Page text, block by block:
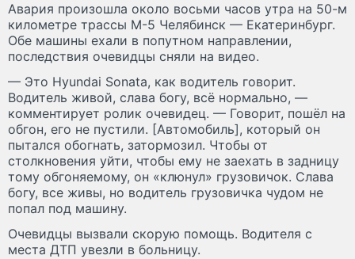
Авария произошла около восьми часов утра на 50-м
километре трассы М-5 Челябинск — Екатеринбург.
Обе машины ехали в попутном направлении,
последствия очевидцы сняли на видео.
— Это Hyundai Sonata, как водитель говорит.
Водитель живой, слава богу, всё нормально, —
комментирует ролик очевидец. — Говорит, пошёл на
обгон, его не пустили. [Автомобиль], который он
пытался обогнать, затормозил. Чтобы от
столкновения уйти, чтобы ему не заехать в задницу
тому обгоняемому, он «клюнул» грузовичок. Слава
богу, все живы, но водитель грузовичка чудом не
попал под машину.
Очевидцы вызвали скорую помощь. Водителя с
места ДТП увезли в больницу.